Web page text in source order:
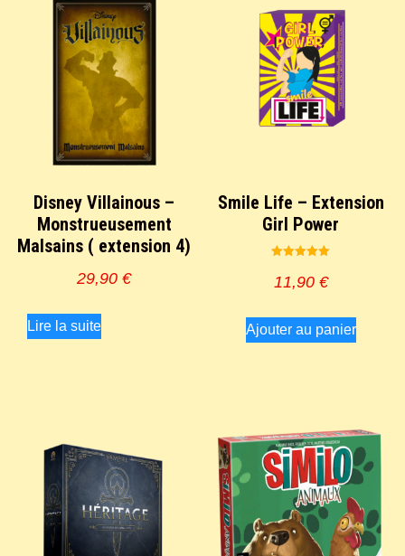
Disney Villainous –
Monstrueusement
Malsains ( extension 4)
29,90€
Lire la suite
Smile Life – Extension
Girl Power
5.00
sur 5
11,90 €
Ajouter au panier